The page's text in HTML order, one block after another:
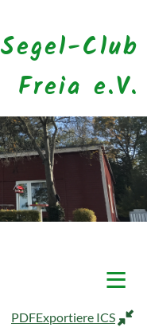
Segel-Club
Freia e.V.
≡
PDFExportiere ICS